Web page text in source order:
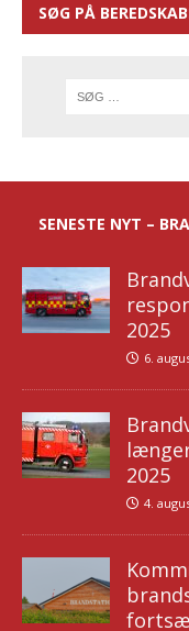
SØG PÅ
SENESTE NYT –
2025
6.
2025
4.